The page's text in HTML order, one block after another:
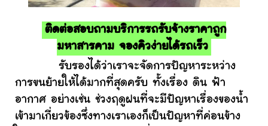
ติดต่อสอบถามบริการรถรับจ้างราคาถูก
มหาสารคาม จองคิวง่ายได้รถเร็ว
รับรองได้ว่าเราจะจัดการปัญหาระหว่าง
การขนย้ายให้ได้มากที่สุดครับ ทั้งเรื่อง ดิน ฟ้า
อากาศ อย่างเช่น ช่วงฤดูฝนที่จะมีปัญหาเรื่องของน้ำ
เข้ามาเกี่ยวข้องซึ่งทางเราเองก็เป็นปัญหาที่ค่อนข้าง